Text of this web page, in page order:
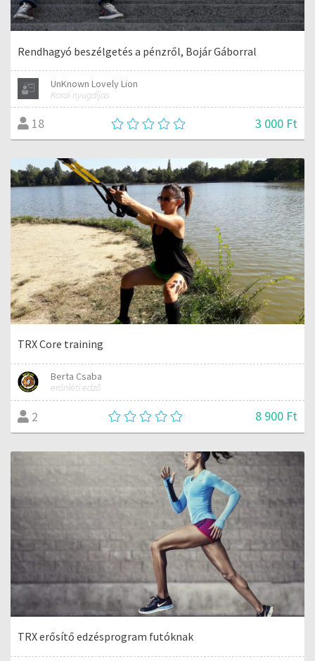
Rendhagyó beszélgetés a pénzről, Bojár Gáborral
UnKnown Lovely Lion
Korai nyugdíjas
18 3 000 Ft
TRX Core training
Berta Csaba
erőnléti edző
2 8 900 Ft
TRX erősítő edzésprogram futóknak